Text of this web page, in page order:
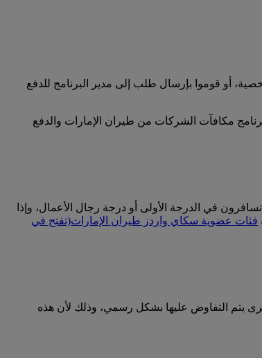
أو قوموا بإرسال طلب إلى مدير البرنامج للدفع
مكافآت الشركات من طيران الإمارات والدفع
في الدرجة الأولى أو درجة رجال الأعمال، وإذا
فئات عضوية سكاي واردز طيران الإمارات(تفتح في
يتم التفاوض عليها بشكل رسمي، وذلك لأن هذه